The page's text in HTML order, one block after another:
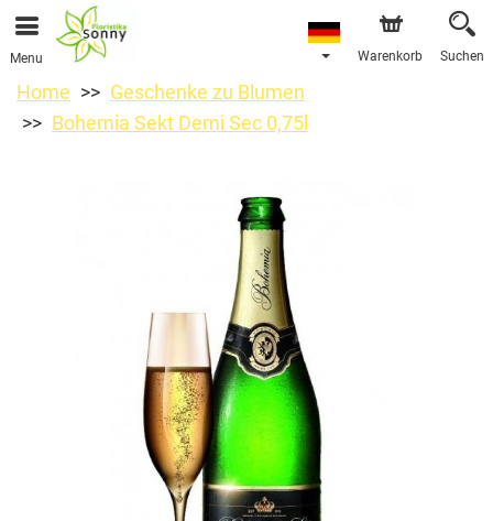
Menu Warenkorb Suchen
Home
Geschenke zu Blumen
Bohemia Sekt Demi Sec 0,75l